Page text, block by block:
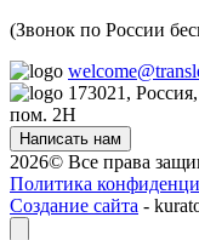
(Звонок по России
173021,
пом. 2Н
Написать нам
2026© Все права
Политика
Создание сайта -